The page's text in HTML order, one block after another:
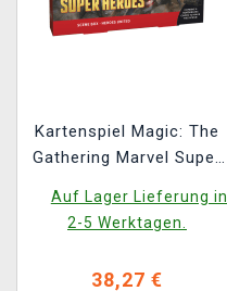
Kartenspiel Magic: The
Gathering Marvel Super
Scene Box
Auf Lager Lieferung in
2-5 Werktagen.
38,27 €